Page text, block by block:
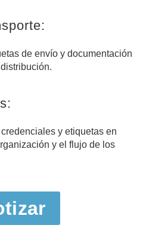
de envío y documentación
y etiquetas en
y el flujo de los